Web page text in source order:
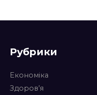
Рубрики
Економіка
Здоров’я